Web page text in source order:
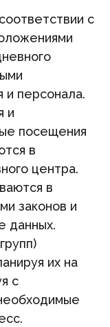
с
и персонала.
и
посещения
в
центра.
в
законов и
данных.
их на
с